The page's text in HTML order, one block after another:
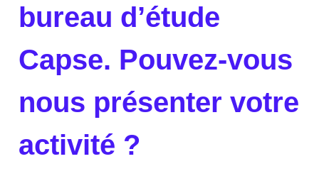
bureau d’étude
Capse. Pouvez-vous
nous présenter votre
activité ?